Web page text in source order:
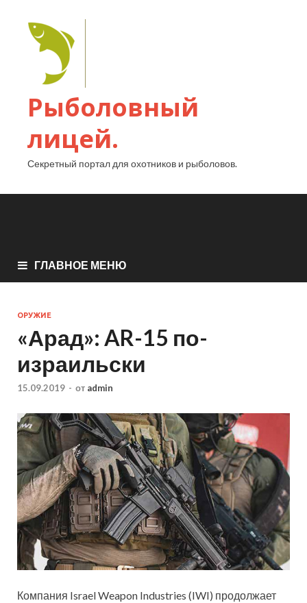
Рыболовный
лицей.
Секретный портал для охотников и рыболовов.
ГЛАВНОЕ МЕНЮ
ОРУЖИЕ
«Арад»: AR-15 по-
израильски
15.09.2019 - от admin
Компания Israel Weapon Industries (IWI) продолжает